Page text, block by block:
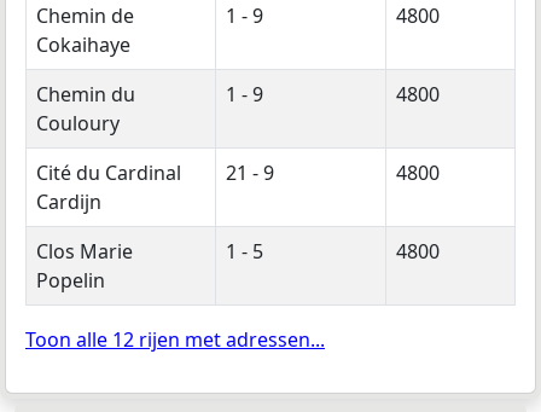
Chemin de
Cokaihaye
1 - 9 4800
Chemin du
Couloury
1 - 9 4800
Cité du Cardinal
Cardijn
21 - 9 4800
Clos Marie
Popelin
1 - 5 4800
Toon alle 12 rijen met adressen...